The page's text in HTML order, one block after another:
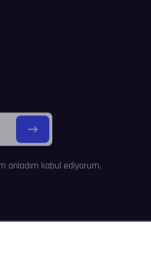
anladım kabul ediyorum.